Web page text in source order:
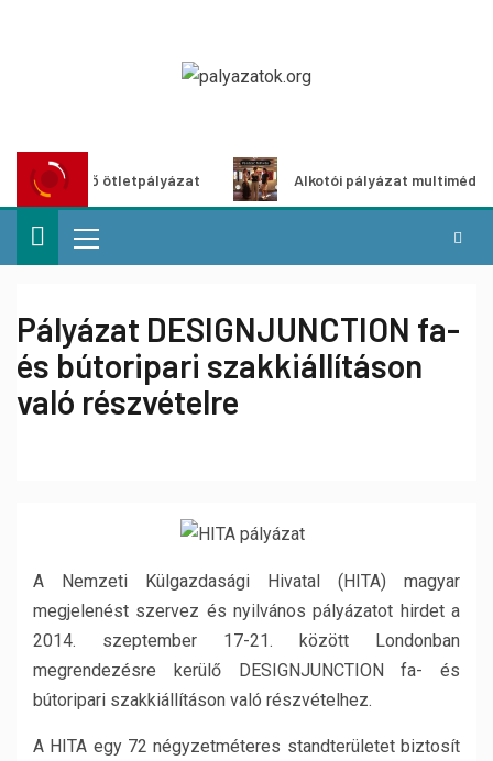
ötletpályázat Alkotói pályázat multimédia-
Pályázat DESIGNJUNCTION fa-
és bútoripari szakkiállításon
való részvételre
A Nemzeti Külgazdasági Hivatal (HITA) magyar
megjelenést szervez és nyilvános pályázatot hirdet a
2014. szeptember 17-21. között Londonban
megrendezésre kerülő DESIGNJUNCTION fa- és
bútoripari szakkiállításon való részvételhez.
A HITA egy 72 négyzetméteres standterületet biztosít